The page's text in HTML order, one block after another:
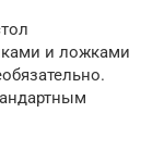
и ложками